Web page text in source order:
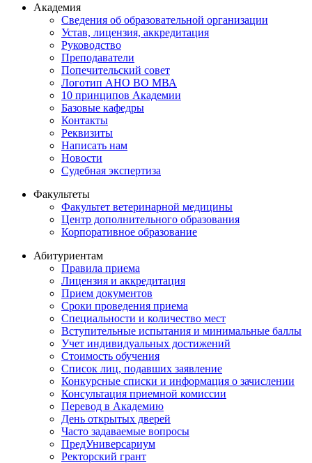
Академия
Сведения об образовательной организации
Устав, лицензия, аккредитация
Руководство
Преподаватели
Попечительский совет
Логотип АНО ВО МВА
10 принципов Академии
Базовые кафедры
Контакты
Реквизиты
Написать нам
Новости
Судебная экспертиза
Факультеты
Факультет ветеринарной медицины
Центр дополнительного образования
Корпоративное образование
Абитуриентам
Правила приема
Лицензия и аккредитация
Прием документов
Сроки проведения приема
Специальности и количество мест
Вступительные испытания и минимальные баллы
Учет индивидуальных достижений
Стоимость обучения
Список лиц, подавших заявление
Конкурсные списки и информация о зачислении
Консультация приемной комиссии
Перевод в Академию
День открытых дверей
Часто задаваемые вопросы
ПредУниверсариум
Ректорский грант